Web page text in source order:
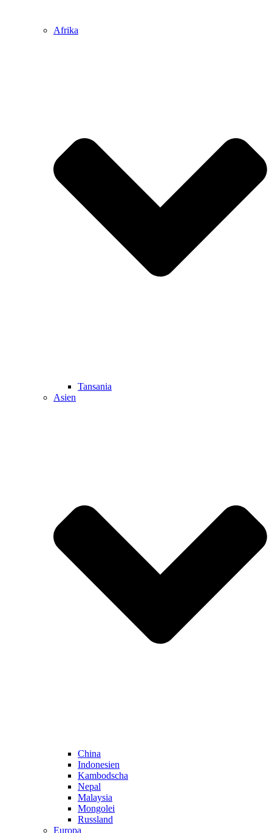
Afrika
Tansania
Asien
China
Indonesien
Kambodscha
Nepal
Malaysia
Mongolei
Russland
Europa